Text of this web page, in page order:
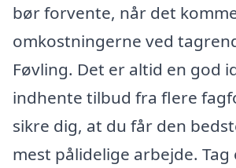
bør forvente, når det
omkostningerne ved
Føvling. Det er altid en god
indhente tilbud fra flere
sikre dig, at du får den
mest pålidelige arbejde. Tag